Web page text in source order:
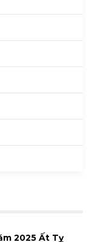
2025 Ất Tỵ